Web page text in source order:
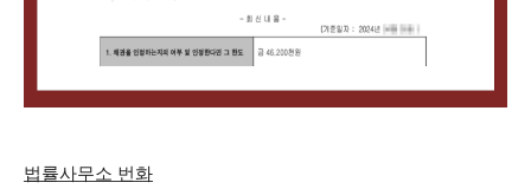
법률사무소 번화